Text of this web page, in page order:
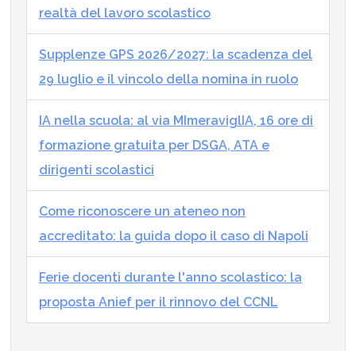
realtà del lavoro scolastico
Supplenze GPS 2026/2027: la scadenza del
29 luglio e il vincolo della nomina in ruolo
IA nella scuola: al via MImeraviglIA, 16 ore di
formazione gratuita per DSGA, ATA e
dirigenti scolastici
Come riconoscere un ateneo non
accreditato: la guida dopo il caso di Napoli
Ferie docenti durante l'anno scolastico: la
proposta Anief per il rinnovo del CCNL